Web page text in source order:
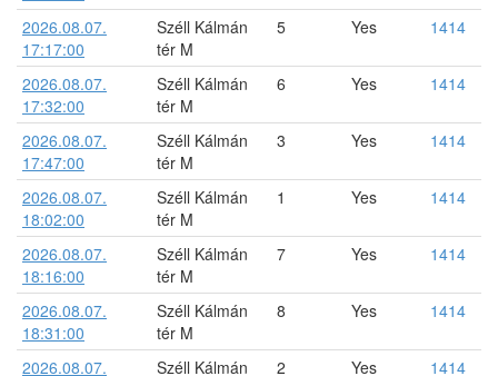
2026.08.07.
17:17:00
Széll Kálmán
tér M
5 Yes 1414
2026.08.07.
17:32:00
Széll Kálmán
tér M
6 Yes 1414
2026.08.07.
17:47:00
Széll Kálmán
tér M
3 Yes 1414
2026.08.07.
18:02:00
Széll Kálmán
tér M
1 Yes 1414
2026.08.07.
18:16:00
Széll Kálmán
tér M
7 Yes 1414
2026.08.07.
18:31:00
Széll Kálmán
tér M
8 Yes 1414
2026.08.07.
Széll Kálmán
2 Yes 1414